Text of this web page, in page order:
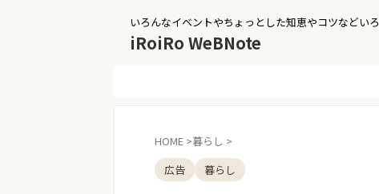
いろんなイベントやちょっとした知恵やコツなどい
iRoiRo WeBNote
HOME >暮らし >
広告
暮らし